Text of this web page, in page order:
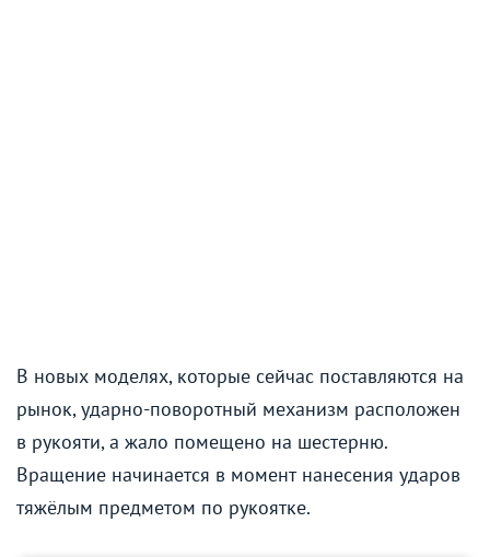
В новых моделях, которые сейчас поставляются на
рынок, ударно-поворотный механизм расположен
в рукояти, а жало помещено на шестерню.
Вращение начинается в момент нанесения ударов
тяжёлым предметом по рукоятке.